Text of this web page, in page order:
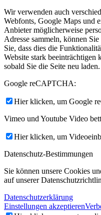
Wir verwenden auch
Webfonts, Google Maps und
Anbieter möglicherweise
Adresse sammeln, können
Sie, dass dies die
Website stark
sobald Sie die Seite neu laden.
Google reCAPTCHA:
Hier klicken, um Google
Vimeo und Youtube Video
Hier klicken, um
Datenschutz-Bestimmungen
Sie können unsere Cookies
auf unserer
Datenschutzerklärung
Einstellungen akzeptieren